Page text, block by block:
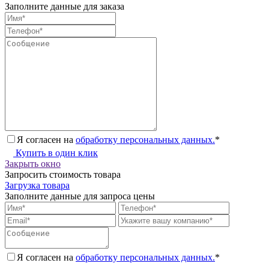
Заполните данные для заказа
Я согласен на обработку персональных данных.*
Купить в один клик
Закрыть окно
Запросить стоимость товара
Загрузка товара
Заполните данные для запроса цены
Я согласен на обработку персональных данных.*